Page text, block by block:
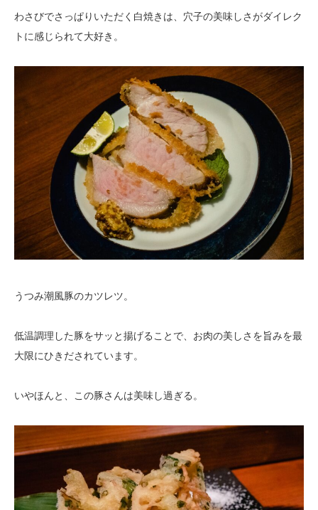
わさびでさっぱりいただく白焼きは、穴子の美味しさがダイレク
トに感じられて大好き。
うつみ潮風豚のカツレツ。
低温調理した豚をサッと揚げることで、お肉の美しさを旨みを最
大限にひきだされています。
いやほんと、この豚さんは美味し過ぎる。